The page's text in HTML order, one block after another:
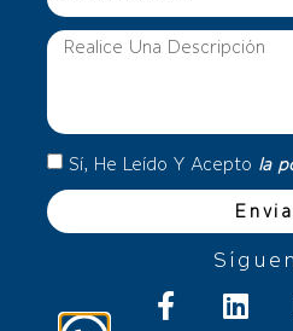
Sí, He Leído Y Acepto la